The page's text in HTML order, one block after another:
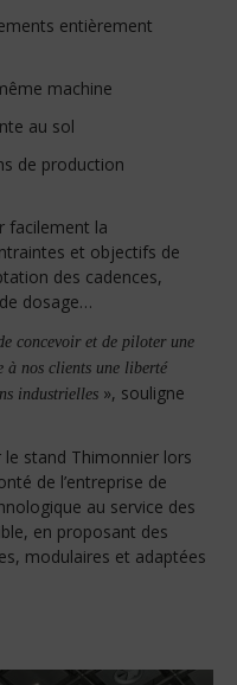
entièrement
machine
au sol
de production
facilement la
et objectifs de
des cadences,
dosage…
concevoir et de piloter une
à nos clients une liberté
industrielles », souligne
stand Thimonnier lors
de l’entreprise de
au service des
en proposant des
modulaires et adaptées